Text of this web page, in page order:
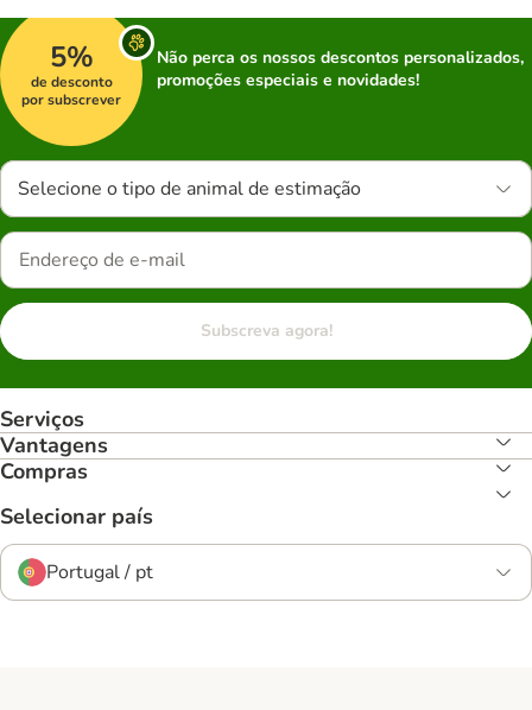
5%
de desconto
por subscrever
Não perca os nossos descontos personalizados,
promoções especiais e novidades!
Selecione o tipo de animal de estimação
Subscreva agora!
Serviços
Vantagens
Compras
Selecionar país
Portugal / pt